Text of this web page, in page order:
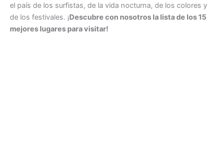
el país de los surfistas, de la vida nocturna, de los colores y
de los festivales. ¡Descubre con nosotros la lista de los 15
mejores lugares para visitar!